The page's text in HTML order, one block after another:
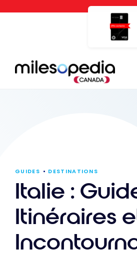
Panneau de gestion des
GUIDES DESTINATIONS
Italie :
Itinéraires